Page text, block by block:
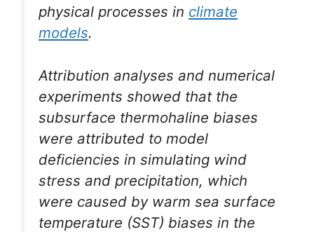
physical processes in climate
models.
Attribution analyses and numerical
experiments showed that the
subsurface thermohaline biases
were attributed to model
deficiencies in simulating wind
stress and precipitation, which
were caused by warm sea surface
temperature (SST) biases in the